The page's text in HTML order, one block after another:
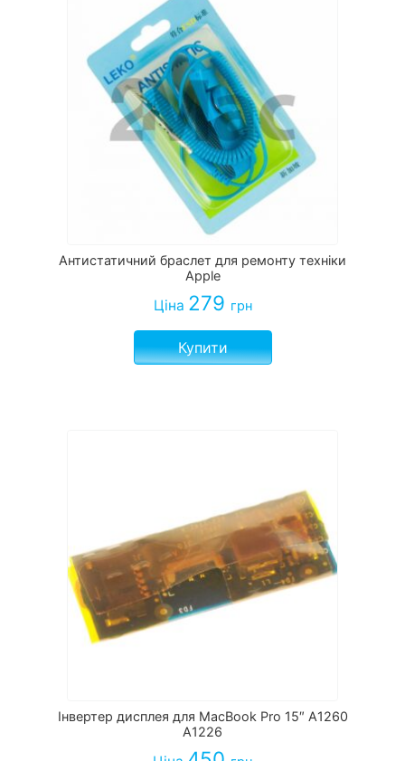
Антистатичний браслет для ремонту техніки
Apple
Ціна 279 грн
Купити
Інвертер дисплея для MacBook Pro 15″ A1260
A1226